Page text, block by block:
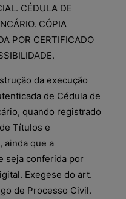
CÉDULA DE
CÓPIA
POR CERTIFICADO
da execução
de Cédula de
quando registrado
Títulos e
ainda que a
seja conferida por
Exegese do art.
de Processo Civil.